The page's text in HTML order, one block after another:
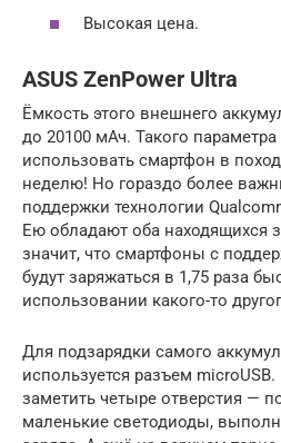
Высокая цена.
ASUS ZenPower Ultra
Ёмкость этого внешнего
до 20100 мАч. Такого параметра
использовать смартфон в
неделю! Но гораздо более
поддержки технологии
Ею обладают оба находящихся
значит, что смартфоны с
будут заряжаться в 1,75 раза
использовании какого-то
Для подзарядки самого
используется разъем
заметить четыре отверстия —
маленькие светодиоды,